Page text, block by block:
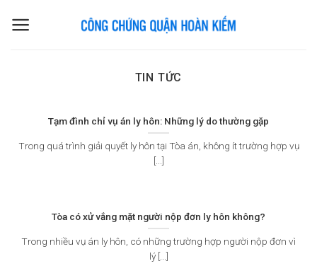
TIN TỨC
Tạm đình chỉ vụ án ly hôn: Những lý do thường gặp
Trong quá trình giải quyết ly hôn tại Tòa án, không ít trường hợp vụ
[...]
Tòa có xử vắng mặt người nộp đơn ly hôn không?
Trong nhiều vụ án ly hôn, có những trường hợp người nộp đơn vì
lý [...]